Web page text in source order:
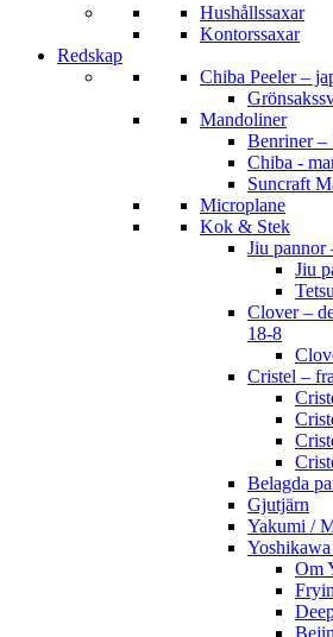
Hushållssaxar
Kontorssaxar
Redskap
Chiba Peeler –
Mandoliner
Benriner –
Chiba -
Suncraft
Microplane
Kok & Stek
Jiu pannor
Jiu
Clover –
18-8
Cristel –
Belagda
Gjutjärn
Yakumi /
Om